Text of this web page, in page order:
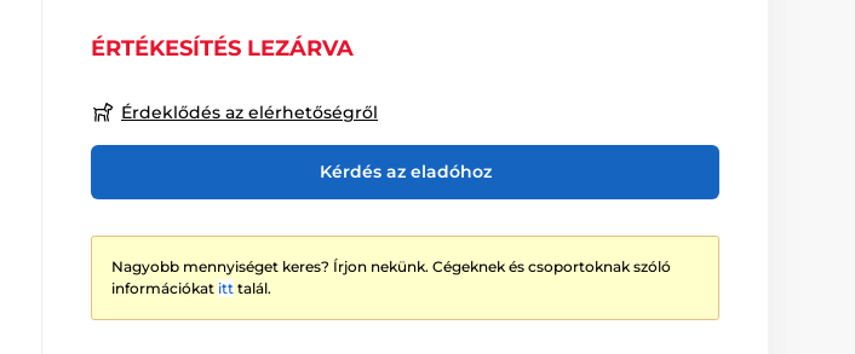
ÉRTÉKESÍTÉS LEZÁRVA
Érdeklődés az elérhetőségről
Kérdés az eladóhoz
Nagyobb mennyiséget keres? Írjon nekünk. Cégeknek és csoportoknak szóló
információkat itt talál.